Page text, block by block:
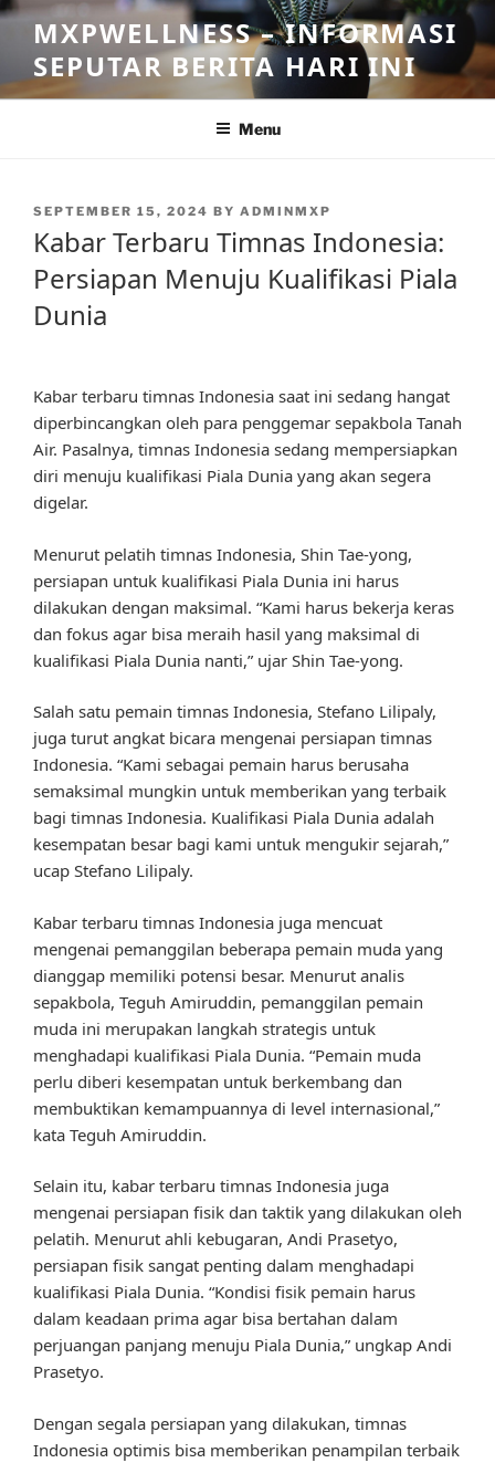
Skip
content
MXPWELLNESS – INFORMASI
SEPUTAR BERITA HARI INI
Menu
POSTED
SEPTEMBER 15, 2024 BY ADMINMXP
Kabar Terbaru Timnas Indonesia:
Persiapan Menuju Kualifikasi Piala
Dunia
Kabar terbaru timnas Indonesia saat ini sedang hangat
diperbincangkan oleh para penggemar sepakbola Tanah
Air. Pasalnya, timnas Indonesia sedang mempersiapkan
diri menuju kualifikasi Piala Dunia yang akan segera
digelar.
Menurut pelatih timnas Indonesia, Shin Tae-yong,
persiapan untuk kualifikasi Piala Dunia ini harus
dilakukan dengan maksimal. “Kami harus bekerja keras
dan fokus agar bisa meraih hasil yang maksimal di
kualifikasi Piala Dunia nanti,” ujar Shin Tae-yong.
Salah satu pemain timnas Indonesia, Stefano Lilipaly,
juga turut angkat bicara mengenai persiapan timnas
Indonesia. “Kami sebagai pemain harus berusaha
semaksimal mungkin untuk memberikan yang terbaik
bagi timnas Indonesia. Kualifikasi Piala Dunia adalah
kesempatan besar bagi kami untuk mengukir sejarah,”
ucap Stefano Lilipaly.
Kabar terbaru timnas Indonesia juga mencuat
mengenai pemanggilan beberapa pemain muda yang
dianggap memiliki potensi besar. Menurut analis
sepakbola, Teguh Amiruddin, pemanggilan pemain
muda ini merupakan langkah strategis untuk
menghadapi kualifikasi Piala Dunia. “Pemain muda
perlu diberi kesempatan untuk berkembang dan
membuktikan kemampuannya di level internasional,”
kata Teguh Amiruddin.
Selain itu, kabar terbaru timnas Indonesia juga
mengenai persiapan fisik dan taktik yang dilakukan oleh
pelatih. Menurut ahli kebugaran, Andi Prasetyo,
persiapan fisik sangat penting dalam menghadapi
kualifikasi Piala Dunia. “Kondisi fisik pemain harus
dalam keadaan prima agar bisa bertahan dalam
perjuangan panjang menuju Piala Dunia,” ungkap Andi
Prasetyo.
Dengan segala persiapan yang dilakukan, timnas
Indonesia optimis bisa memberikan penampilan terbaik